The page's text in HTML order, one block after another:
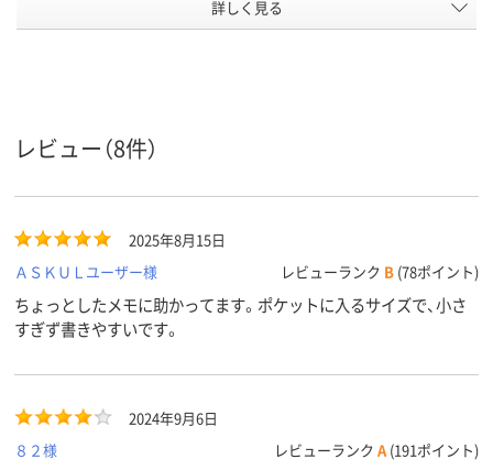
横罫線
アスクル
商品環境
詳しく見る
レビュー（8件）
2025年8月15日
ＡＳＫＵＬユーザー様
レビューランク B (78ポイント)
ちょっとしたメモに助かってます。ポケットに入るサイズで、小さ
すぎず書きやすいです。
2024年9月6日
８２様
レビューランク A (191ポイント)